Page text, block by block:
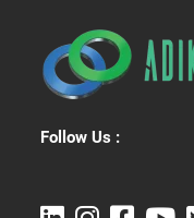
Follow Us :